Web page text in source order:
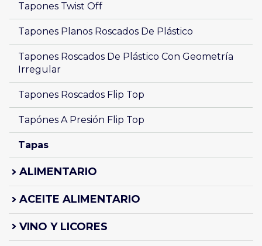
Tapones Twist Off
Tapones Planos Roscados De Plástico
Tapones Roscados De Plástico Con Geometría
Irregular
Tapones Roscados Flip Top
Tapónes A Presión Flip Top
Tapas
ALIMENTARIO
ACEITE ALIMENTARIO
VINO Y LICORES